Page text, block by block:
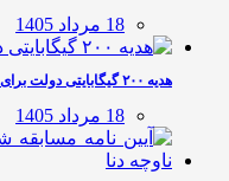
18 مرداد 1405
هدیه ۲۰۰ گیگابایتی دولت برای خبرنگاران ایرانسلی
18 مرداد 1405